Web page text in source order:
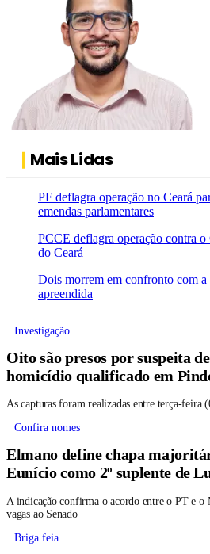
Mais Lidas
PF deflagra operação no Ceará
emendas parlamentares
PCCE deflagra operação contra
do Ceará
Dois morrem em confronto com
apreendida
Investigação
Oito são presos por suspeita
homicídio qualificado em
As capturas foram realizadas entre terça-feira
Confira nomes
Elmano define chapa
Eunício como 2º suplente de
A indicação confirma o acordo entre o PT e o
vagas ao Senado
Briga feia